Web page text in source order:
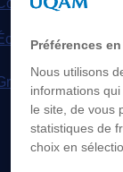
des grades
d'été
Écran
Préférences
Nous utilisons
informations
le site, de vous
statistiques de
choix en